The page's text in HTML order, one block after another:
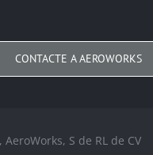
CONTACTE A AEROWORKS
AeroWorks, S de RL de